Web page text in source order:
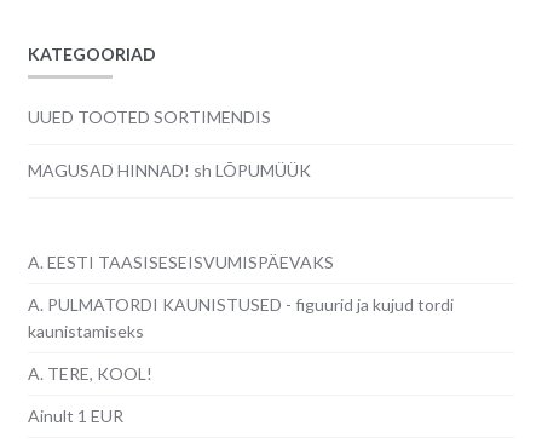
KATEGOORIAD
UUED TOOTED SORTIMENDIS
MAGUSAD HINNAD! sh LÕPUMÜÜK
A. EESTI TAASISESEISVUMISPÄEVAKS
A. PULMATORDI KAUNISTUSED - figuurid ja kujud tordi
kaunistamiseks
A. TERE, KOOL!
Ainult 1 EUR